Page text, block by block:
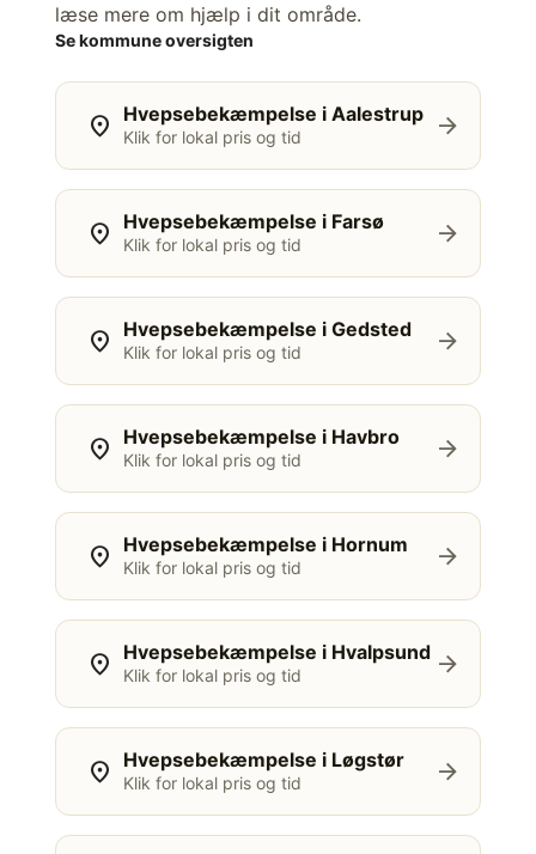
læse mere om hjælp i dit område.
Se kommune oversigten
location_on Hvepsebekæmpelse i Aalestrup
Klik for lokal pris og tid arrow_forward
location_on Hvepsebekæmpelse i Farsø
Klik for lokal pris og tid arrow_forward
location_on Hvepsebekæmpelse i Gedsted
Klik for lokal pris og tid arrow_forward
location_on Hvepsebekæmpelse i Havbro
Klik for lokal pris og tid arrow_forward
location_on Hvepsebekæmpelse i Hornum
Klik for lokal pris og tid arrow_forward
location_on Hvepsebekæmpelse i Hvalpsund
Klik for lokal pris og tid arrow_forward
location_on Hvepsebekæmpelse i Løgstør
Klik for lokal pris og tid arrow_forward